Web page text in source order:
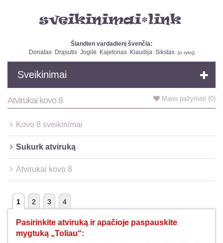
Šiandien vardadienį švenčia:
Donatas
Drąsutis Jogilė Kajetonas Klaudija Sikstas (o rytoj)
Sveikinimai
Mano pažymėti (0)
Atvirukai kovo 8
Kovo 8 sveikinimai
Sukurk atviruką
Atvirukai kovo 8
1 2 3 4
Pasirinkite atviruką ir apačioje paspauskite
mygtuką „Toliau“: